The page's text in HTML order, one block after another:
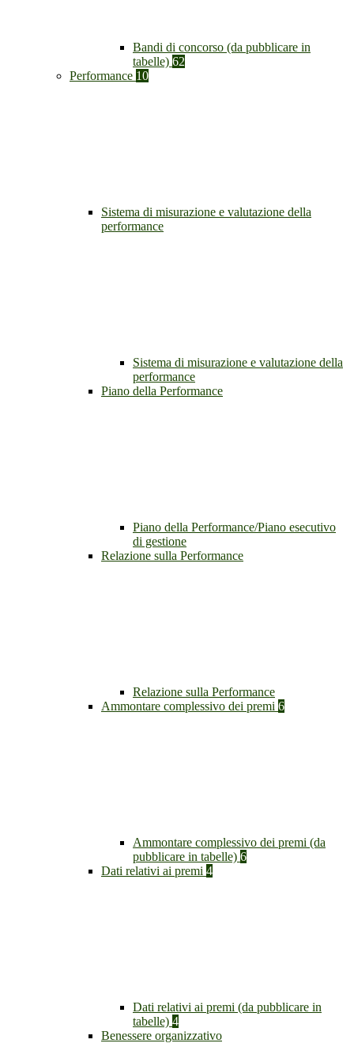
Bandi di concorso (da pubblicare in
tabelle) 62
Performance 10
Sistema di misurazione e valutazione della
performance
Sistema di misurazione e valutazione della
performance
Piano della Performance
Piano della Performance/Piano esecutivo
di gestione
Relazione sulla Performance
Relazione sulla Performance
Ammontare complessivo dei premi 6
Ammontare complessivo dei premi (da
pubblicare in tabelle) 6
Dati relativi ai premi 4
Dati relativi ai premi (da pubblicare in
tabelle) 4
Benessere organizzativo